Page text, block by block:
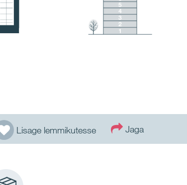
Lisage lemmikutesse Jaga